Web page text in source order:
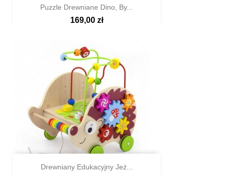
Szybki podgląd
Puzzle Drewniane Dino, By...
169,00 zł
Drewniany Edukacyjny Jeż...